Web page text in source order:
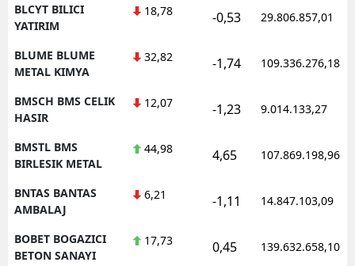
BLCYT BILICI
YATIRIM
18,78 -0,53 29.806.857,01
BLUME BLUME
METAL KIMYA
32,82 -1,74 109.336.276,18
BMSCH BMS CELIK
HASIR
12,07 -1,23 9.014.133,27
BMSTL BMS
BIRLESIK METAL
44,98 4,65 107.869.198,96
BNTAS BANTAS
AMBALAJ
6,21 -1,11 14.847.103,09
BOBET BOGAZICI
BETON SANAYI
17,73 0,45 139.632.658,10